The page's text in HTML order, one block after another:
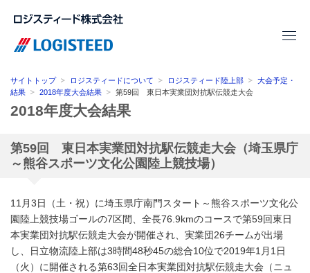
サイトトップ ロジスティードについて ロジスティード陸上部
大会予定・
結果
2018年度大会結果 第59回 東日本実業団対抗駅伝競走大会
2018年度大会結果
第59回 東日本実業団対抗駅伝競走大会（埼玉県庁
～熊谷スポーツ文化公園陸上競技場）
11月3日（土・祝）に埼玉県庁南門スタート～熊谷スポーツ文化公
園陸上競技場ゴールの7区間、全長76.9kmのコースで第59回東日
本実業団対抗駅伝競走大会が開催され、実業団26チームが出場
し、日立物流陸上部は3時間48秒45の総合10位で2019年1月1日
（火）に開催される第63回全日本実業団対抗駅伝競走大会（ニュ